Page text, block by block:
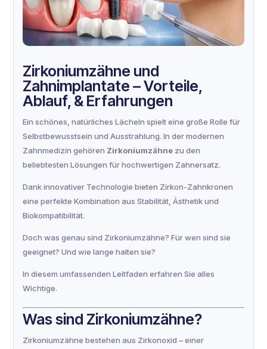
Zirkoniumzähne und
Zahnimplantate – Vorteile,
Ablauf, & Erfahrungen
Ein schönes, natürliches Lächeln spielt eine große Rolle für
Selbstbewusstsein und Ausstrahlung. In der modernen
Zahnmedizin gehören Zirkoniumzähne zu den
beliebtesten Lösungen für hochwertigen Zahnersatz.
Dank innovativer Technologie bieten Zirkon-Zahnkronen
eine perfekte Kombination aus Stabilität, Ästhetik und
Biokompatibilität.
Doch was genau sind Zirkoniumzähne? Für wen sind sie
geeignet? Und wie lange halten sie?
In diesem umfassenden Leitfaden erfahren Sie alles
Wichtige.
Was sind Zirkoniumzähne?
Zirkoniumzähne bestehen aus Zirkonoxid – einer